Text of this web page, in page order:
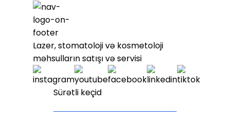
Lazer, stomatoloji və kosmetoloji
məhsulların satışı və servisi
Sürətli keçid